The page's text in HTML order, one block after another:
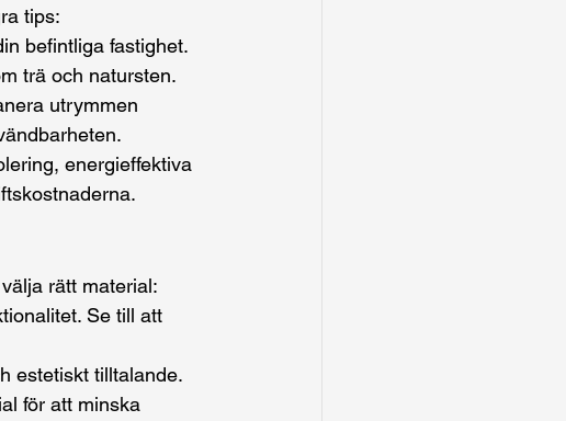
tips:
befintliga fastighet.
trä och natursten.
utrymmen
energieffektiva
rätt material:
Se till att
estetiskt tilltalande.
för att minska